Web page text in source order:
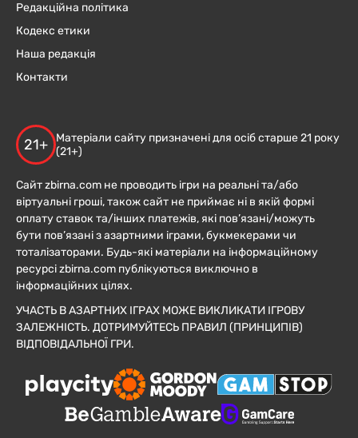
Редакційна політика
Кодекс етики
Наша редакція
Контакти
21+
Матеріали сайту призначені для осіб старше 21 року
(21+)
Сайт zbirna.com не проводить ігри на реальні та/або
віртуальні гроші, також сайт не приймає ні в якій формі
оплату ставок та/інших платежів, які пов’язані/можуть
бути пов’язані з азартними іграми, букмекерами чи
тоталізаторами. Будь-які матеріали на інформаційному
ресурсі zbirna.com публікуються виключно в
інформаційних цілях.
УЧАСТЬ В АЗАРТНИХ ІГРАХ МОЖЕ ВИКЛИКАТИ ІГРОВУ
ЗАЛЕЖНІСТЬ. ДОТРИМУЙТЕСЬ ПРАВИЛ (ПРИНЦИПІВ)
ВІДПОВІДАЛЬНОЇ ГРИ.